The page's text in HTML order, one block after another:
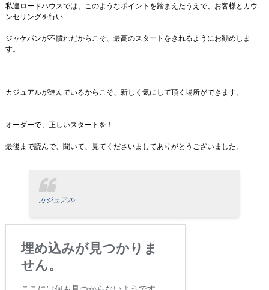
私達ロードハウスでは、このようなポイントを踏まえたうえで、お客様とカウ
ンセリングを行い
ジャケパンが不慣れだからこそ、最高のスタートをきれるようにお勧めしま
す。
カジュアルが進んでいるからこそ、新しく気にして頂く場所ができます。
オーダーで、正しいスタートを！
最後まで読んで、聞いて、見てくださいましてありがとうございました。
カジュアル